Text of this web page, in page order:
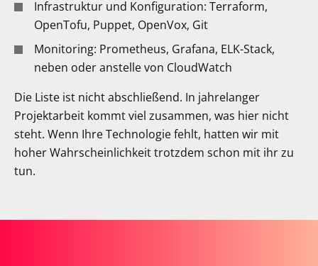
Infrastruktur und Konfiguration: Terraform,
OpenTofu, Puppet, OpenVox, Git
Monitoring: Prometheus, Grafana, ELK-Stack,
neben oder anstelle von CloudWatch
Die Liste ist nicht abschließend. In jahrelanger
Projektarbeit kommt viel zusammen, was hier nicht
steht. Wenn Ihre Technologie fehlt, hatten wir mit
hoher Wahrscheinlichkeit trotzdem schon mit ihr zu
tun.